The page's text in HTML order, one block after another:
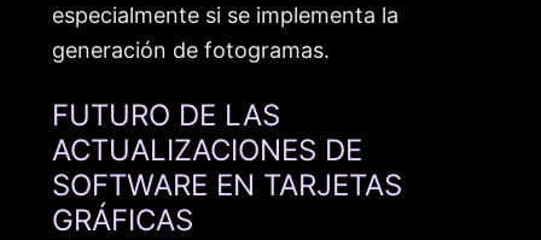
especialmente si se implementa la
generación de fotogramas.
FUTURO DE LAS
ACTUALIZACIONES DE
SOFTWARE EN TARJETAS
GRÁFICAS